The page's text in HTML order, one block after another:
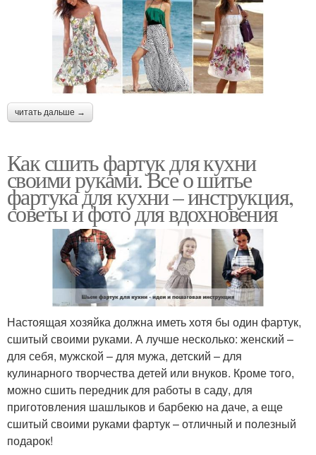
читать дальше →
Как сшить фартук для кухни
своими руками. Все о шитье
фартука для кухни – инструкция,
советы и фото для вдохновения
Настоящая хозяйка должна иметь хотя бы один фартук,
сшитый своими руками. А лучше несколько: женский –
для себя, мужской – для мужа, детский – для
кулинарного творчества детей или внуков. Кроме того,
можно сшить передник для работы в саду, для
приготовления шашлыков и барбекю на даче, а еще
сшитый своими руками фартук – отличный и полезный
подарок!